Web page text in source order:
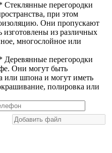
перегородки
при этом
Они пропускают
изготовлены из различных
многослойное или
перегородки
Они могут быть
или шпона и могут иметь
полировка или